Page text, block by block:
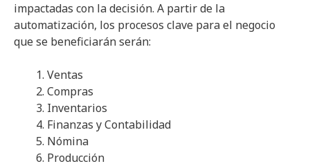
impactadas con la decisión. A partir de la
automatización, los procesos clave para el negocio
que se beneficiarán serán:
Ventas
Compras
Inventarios
Finanzas y Contabilidad
Nómina
Producción